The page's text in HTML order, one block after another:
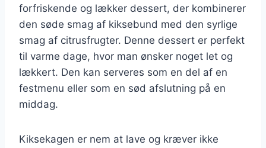
forfriskende og lækker dessert, der kombinerer
den søde smag af kiksebund med den syrlige
smag af citrusfrugter. Denne dessert er perfekt
til varme dage, hvor man ønsker noget let og
lækkert. Den kan serveres som en del af en
festmenu eller som en sød afslutning på en
middag.
Kiksekagen er nem at lave og kræver ikke